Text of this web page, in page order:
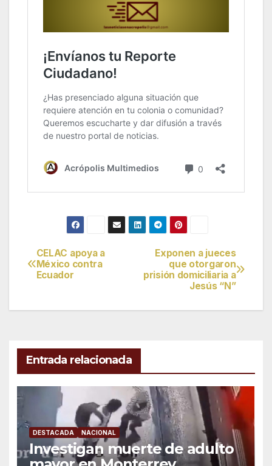
Navegación
de
entradas
Exponen a jueces
que otorgaron
prisión domiciliaria a
Jesús “N”
CELAC apoya a
México contra
Ecuador
Entrada relacionada
DESTACADA NACIONAL
Investigan muerte de adulto